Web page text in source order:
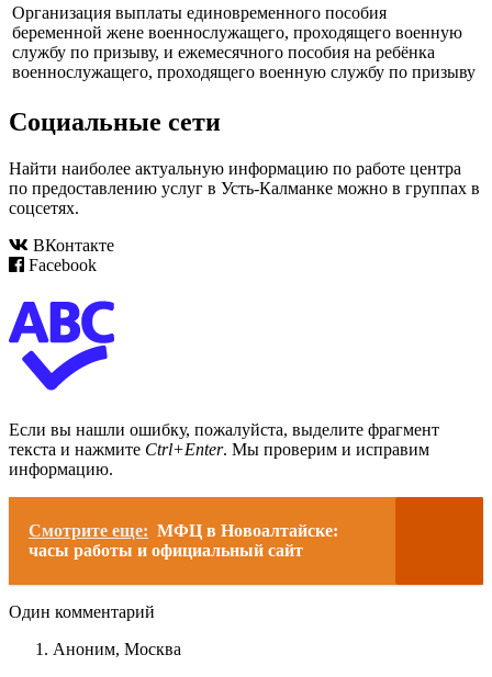
Организация выплаты единовременного пособия
беременной жене военнослужащего, проходящего военную
службу по призыву, и ежемесячного пособия на ребёнка
военнослужащего, проходящего военную службу по призыву
Социальные сети
Найти наиболее актуальную информацию по работе центра
по предоставлению услуг в Усть-Калманке можно в группах в
соцсетях.
ВКонтакте
Facebook
Если вы нашли ошибку, пожалуйста, выделите фрагмент
текста и нажмите Ctrl+Enter. Мы проверим и исправим
информацию.
Смотрите еще: МФЦ в Новоалтайске:
часы работы и официальный сайт
Один комментарий
Аноним, Москва